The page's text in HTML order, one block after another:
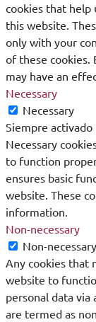
cookies that help
this website.
only with your
of these cookies.
may have an
Necessary
Necessary
Siempre activado
Necessary
to function
ensures basic
website. These
information.
Non-necessary
Non-necessary
Any cookies that
website to
personal data via
are termed as